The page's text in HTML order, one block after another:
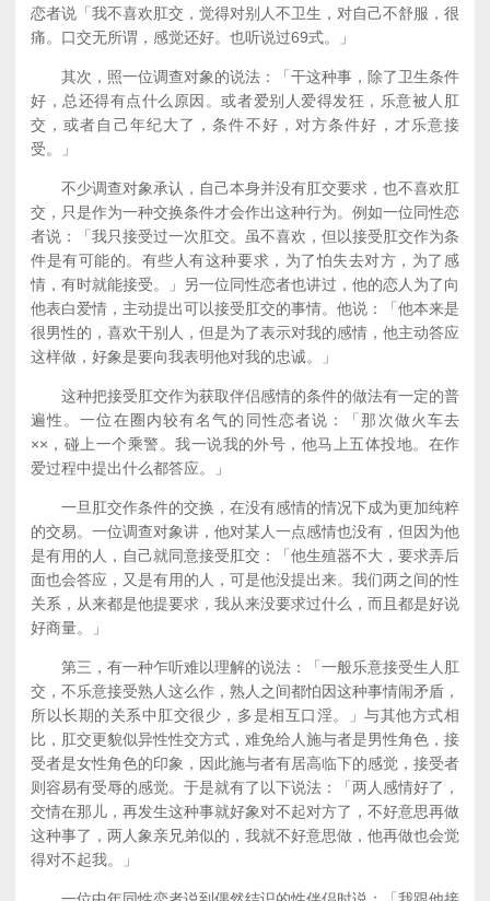
恋者说「我不喜欢肛交，觉得对别人不卫生，对自己不舒服，很
痛。口交无所谓，感觉还好。也听说过69式。」
其次，照一位调查对象的说法：「干这种事，除了卫生条件
好，总还得有点什么原因。或者爱别人爱得发狂，乐意被人肛
交，或者自己年纪大了，条件不好，对方条件好，才乐意接
受。」
不少调查对象承认，自己本身并没有肛交要求，也不喜欢肛
交，只是作为一种交换条件才会作出这种行为。例如一位同性恋
者说：「我只接受过一次肛交。虽不喜欢，但以接受肛交作为条
件是有可能的。有些人有这种要求，为了怕失去对方，为了感
情，有时就能接受。」另一位同性恋者也讲过，他的恋人为了向
他表白爱情，主动提出可以接受肛交的事情。他说：「他本来是
很男性的，喜欢干别人，但是为了表示对我的感情，他主动答应
这样做，好象是要向我表明他对我的忠诚。」
这种把接受肛交作为获取伴侣感情的条件的做法有一定的普
遍性。一位在圈内较有名气的同性恋者说：「那次做火车去
××，碰上一个乘警。我一说我的外号，他马上五体投地。在作
爱过程中提出什么都答应。」
一旦肛交作条件的交换，在没有感情的情况下成为更加纯粹
的交易。一位调查对象讲，他对某人一点感情也没有，但因为他
是有用的人，自己就同意接受肛交：「他生殖器不大，要求弄后
面也会答应，又是有用的人，可是他没提出来。我们两之间的性
关系，从来都是他提要求，我从来没要求过什么，而且都是好说
好商量。」
第三，有一种乍听难以理解的说法：「一般乐意接受生人肛
交，不乐意接受熟人这么作，熟人之间都怕因这种事情闹矛盾，
所以长期的关系中肛交很少，多是相互口淫。」与其他方式相
比，肛交更貌似异性性交方式，难免给人施与者是男性角色，接
受者是女性角色的印象，因此施与者有居高临下的感觉，接受者
则容易有受辱的感觉。于是就有了以下说法：「两人感情好了，
交情在那儿，再发生这种事就好象对不起对方了，不好意思再做
这种事了，两人象亲兄弟似的，我就不好意思做，他再做也会觉
得对不起我。」